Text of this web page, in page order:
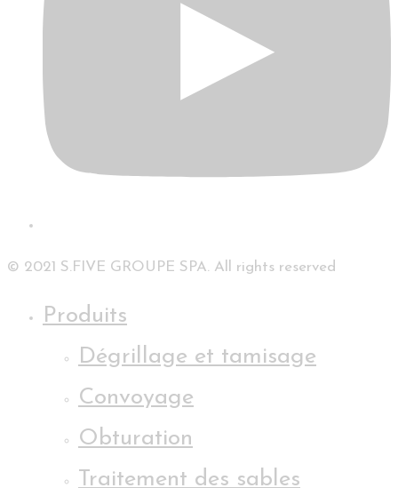
© 2021 S.FIVE GROUPE SPA. All rights reserved
Produits
Dégrillage et tamisage
Convoyage
Obturation
Traitement des sables